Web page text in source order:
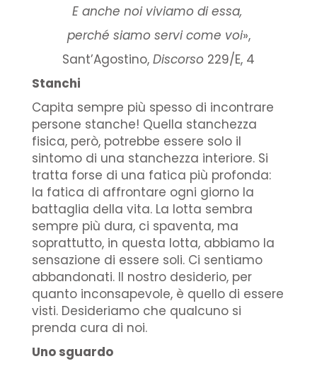
E anche noi viviamo di essa,
perché siamo servi come voi»,
Sant’Agostino, Discorso 229/E, 4
Stanchi
Capita sempre più spesso di incontrare
persone stanche! Quella stanchezza
fisica, però, potrebbe essere solo il
sintomo di una stanchezza interiore. Si
tratta forse di una fatica più profonda:
la fatica di affrontare ogni giorno la
battaglia della vita. La lotta sembra
sempre più dura, ci spaventa, ma
soprattutto, in questa lotta, abbiamo la
sensazione di essere soli. Ci sentiamo
abbandonati. Il nostro desiderio, per
quanto inconsapevole, è quello di essere
visti. Desideriamo che qualcuno si
prenda cura di noi.
Uno sguardo